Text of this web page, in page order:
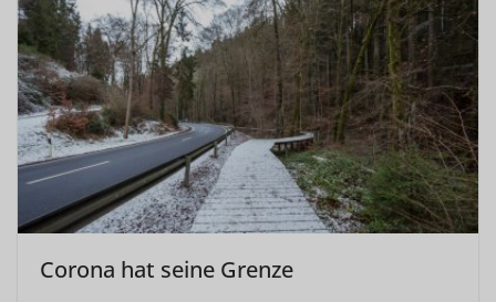
Corona hat seine Grenze